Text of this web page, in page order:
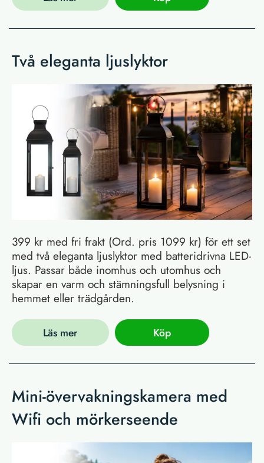
Två eleganta ljuslyktor
399 kr med fri frakt (Ord. pris 1099 kr) för ett set
med två eleganta ljuslyktor med batteridrivna LED-
ljus. Passar både inomhus och utomhus och
skapar en varm och stämningsfull belysning i
hemmet eller trädgården.
Läs mer Köp
Mini-övervakningskamera med
Wifi och mörkerseende